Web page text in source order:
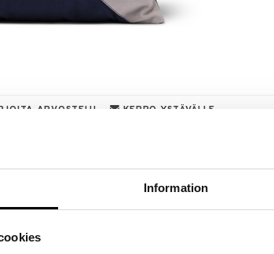
Information
ARVOSTELU KERRO YSTÄVÄLLE
löydöt kotiin!
suuren valikoiman jännittäviä tuotteita
hinnoilla!
voivat päästä loppumaan!